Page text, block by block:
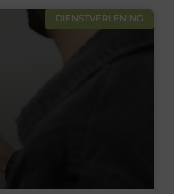
DIENSTVERLENING